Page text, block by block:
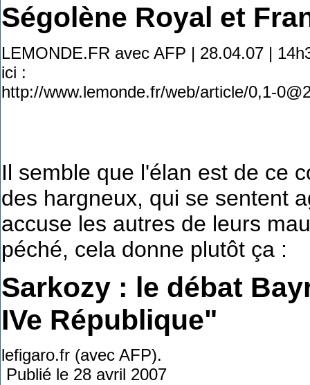
Ségolène Royal et
LEMONDE.FR avec AFP | 28.04.07 |
ici :
http://www.lemonde.fr/web/article/0,1-
Il semble que l'élan est de ce
des hargneux, qui se sentent
accuse les autres de leurs
péché, cela donne plutôt ça :
Sarkozy : le débat
IVe République"
lefigaro.fr (avec AFP).
Publié le 28 avril 2007